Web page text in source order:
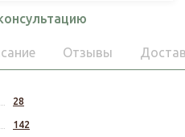
Отзывы
28
142